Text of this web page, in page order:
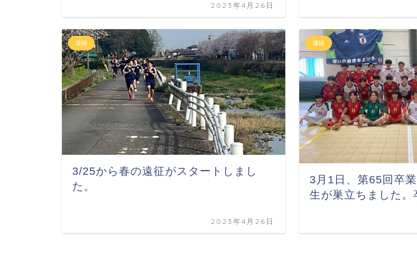
2023年4月26日
連絡
3/25から春の遠征がスタートしまし
た。
2023年4月26日
連絡
3月1日、第65回卒
生が巣立ちました。